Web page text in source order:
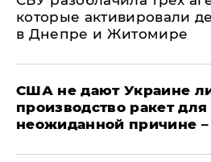
которые активировали
в Днепре и Житомире
США не дают Украине
производство ракет
неожиданной причине